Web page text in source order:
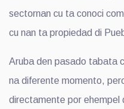
sectornan cu ta conoci
cu nan ta propiedad di
Aruba den pasado tabata
na diferente momento,
directamente por ehempel